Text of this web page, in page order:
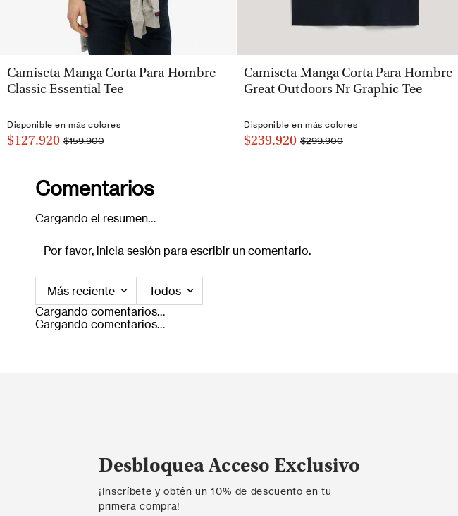
VISTA RÁPIDA
Camiseta Manga Corta Para Hombre
Classic Essential Tee
Disponible en más colores
$127.920 $159.900
VISTA RÁPIDA
Camiseta Manga Corta Para Hombre
Great Outdoors Nr Graphic Tee
Disponible en más colores
$239.920 $299.900
Comentarios
Cargando el resumen…
Por favor, inicia sesión para escribir un comentario.
Más reciente
Todos
Cargando comentarios…
Cargando comentarios…
Desbloquea Acceso Exclusivo
¡Inscríbete y obtén un 10% de descuento en tu
primera compra!